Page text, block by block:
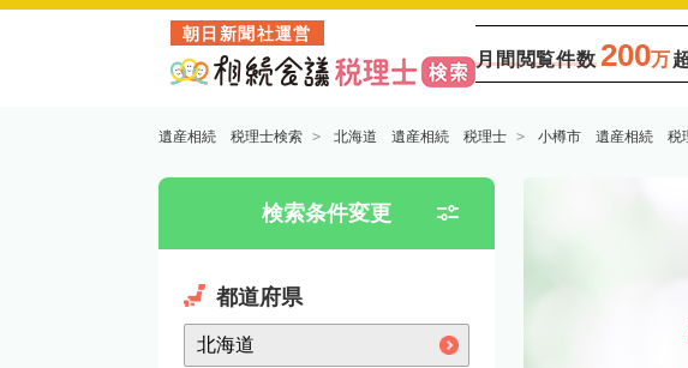
朝日新聞社運営
月間閲覧件数 200万
遺産相続 税理士検索 北海道 遺産相続 税理士 小樽市 遺産相続 税
検索条件変更
都道府県